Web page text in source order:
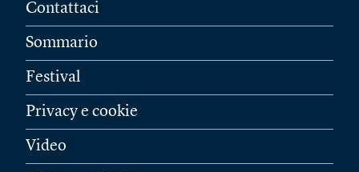
Contattaci
Sommario
Festival
Privacy e cookie
Video